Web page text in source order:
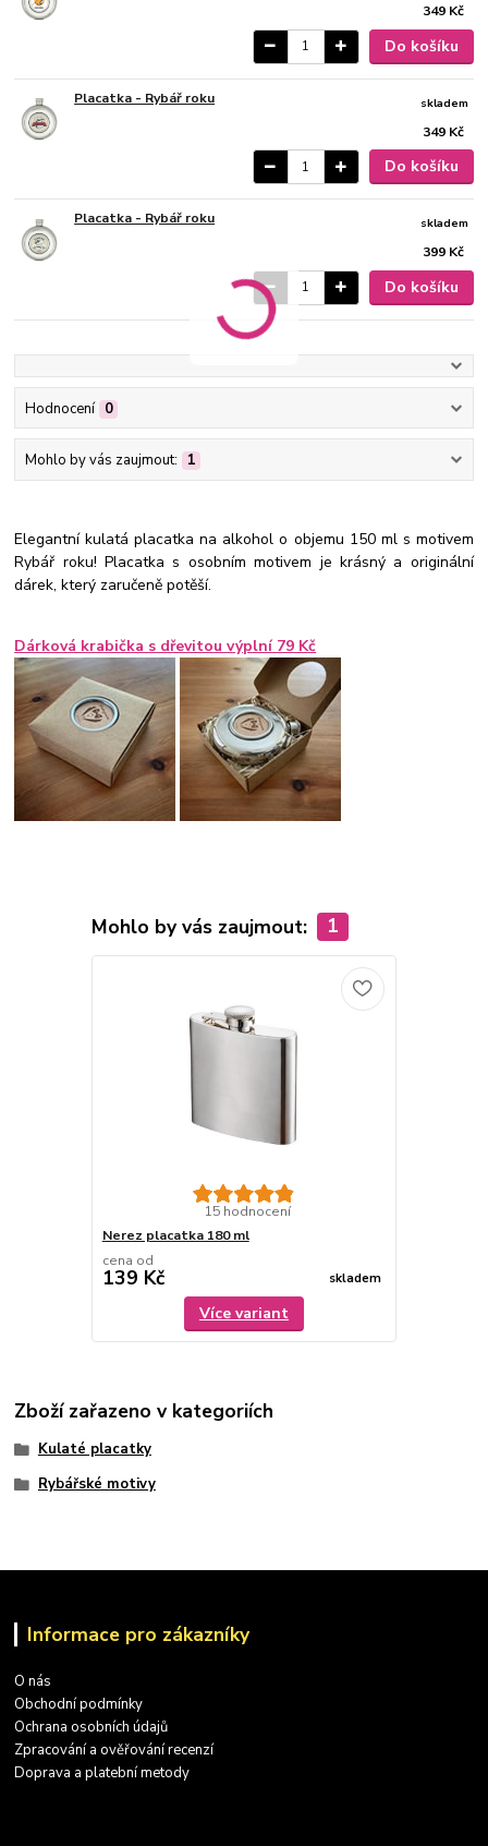
349 Kč
Do košíku
Placatka - Rybář roku
349 Kč
skladem
Do košíku
Placatka - Rybář roku
399 Kč
skladem
Do košíku
Hodnocení 0
Mohlo by vás zaujmout: 1
Elegantní kulatá placatka na alkohol o objemu 150 ml s motivem
Rybář roku! Placatka s osobním motivem je krásný a originální
dárek, který zaručeně potěší.
Dárková krabička s dřevitou výplní 79 Kč
Mohlo by vás zaujmout: 1
15 hodnocení
Nerez placatka 180 ml
cena od
139 Kč skladem
Více variant
Zboží zařazeno v kategoriích
Kulaté placatky
Rybářské motivy
Informace pro zákazníky
O nás
Obchodní podmínky
Ochrana osobních údajů
Zpracování a ověřování recenzí
Doprava a platební metody